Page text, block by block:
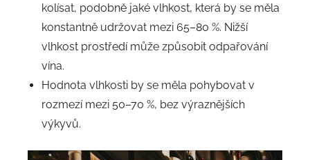
kolísat, podobně jaké vlhkost, která by se měla
konstantně udržovat mezi 65–80 %. Nižší
vlhkost prostředí může způsobit odpařování
vína.
Hodnota vlhkosti by se měla pohybovat v
rozmezí mezi 50–70 %, bez výraznějších
výkyvů.